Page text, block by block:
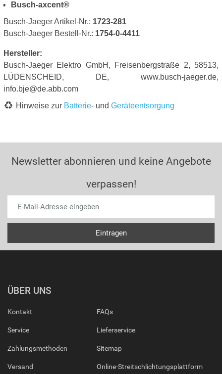
Busch-axcent®
Busch-Jaeger Artikel-Nr.: 1723-281
Busch-Jaeger Bestell-Nr.: 1754-0-4411
Hersteller:
Busch-Jaeger Elektro GmbH, Freisenbergstraße 2, 58513,
LÜDENSCHEID, DE, www.busch-jaeger.de,
info.bje@de.abb.com
Hinweise zur Batterie- und Geräteentsorgung
Newsletter abonnieren und keine Angebote
verpassen!
ÜBER UNS
Kontakt
Service
Zahlungsmethoden
Versand
FAQs
Lieferservice
Sitemap
Online-Streitschlichtungsplattform